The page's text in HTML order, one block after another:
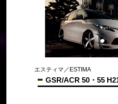
エスティマ／ESTIMA
GSR/ACR 50・55